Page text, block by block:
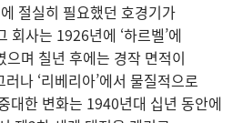
절실히 필요했던 호경기가
회사는 1926년에 ‘하르벨’에
며 칠년 후에는 경작 면적이
나 ‘리베리아’에서 물질적으로
대한 변화는 1940년대 십년 동안에